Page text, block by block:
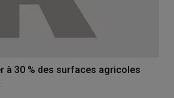
à 30 % des surfaces agricoles